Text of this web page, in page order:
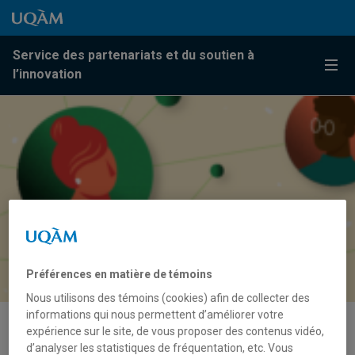
Passer au contenu
Accéder au menu principal
Accéder à la recherche
Passer au contenu
Accéder au menu principal
Service des partenariats et du soutien à
l’innovation
Cinq ans de recherches sur les
Préférences en matière de témoins
Nous utilisons des témoins (cookies) afin de collecter des
informations qui nous permettent d’améliorer votre
expérience sur le site, de vous proposer des contenus vidéo,
d’analyser les statistiques de fréquentation, etc. Vous